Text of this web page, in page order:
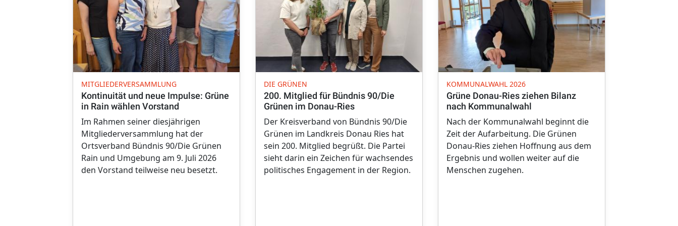
MITGLIEDERVERSAMMLUNG
Kontinuität und neue Impulse: Grüne
in Rain wählen Vorstand
Im Rahmen seiner diesjährigen
Mitgliederversammlung hat der
Ortsverband Bündnis 90/Die Grünen
Rain und Umgebung am 9. Juli 2026
den Vorstand teilweise neu besetzt.
DIE GRÜNEN
200. Mitglied für Bündnis 90/Die
Grünen im Donau-Ries
Der Kreisverband von Bündnis 90/Die
Grünen im Landkreis Donau Ries hat
sein 200. Mitglied begrüßt. Die Partei
sieht darin ein Zeichen für wachsendes
politisches Engagement in der Region.
KOMMUNALWAHL 2026
Grüne Donau-Ries ziehen Bilanz
nach Kommunalwahl
Nach der Kommunalwahl beginnt die
Zeit der Aufarbeitung. Die Grünen
Donau-Ries ziehen Hoffnung aus dem
Ergebnis und wollen weiter auf die
Menschen zugehen.